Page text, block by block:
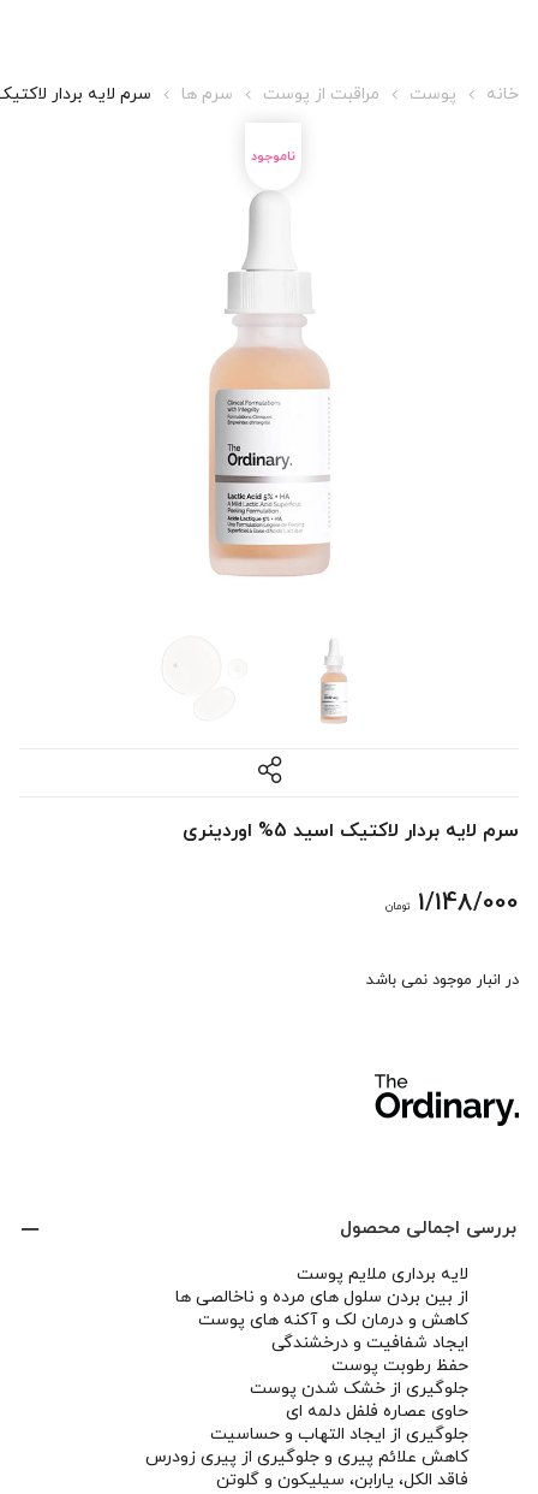
خانه پوست مراقبت از پوست سرم ها سرم لایه بردار لاکتیک اسید
سرم لایه بردار لاکتیک اسید 5% اوردینری
1/148/000 تومان
در انبار موجود نمی باشد
بررسی اجمالی محصول
لایه برداری ملایم پوست
از بین بردن سلول های مرده و ناخالصی ها
کاهش و درمان لک و آکنه های پوست
ایجاد شفافیت و درخشندگی
حفظ رطوبت پوست
جلوگیری از خشک شدن پوست
حاوی عصاره فلفل دلمه ای
جلوگیری از ایجاد التهاب و حساسیت
کاهش علائم پیری و جلوگیری از پیری زودرس
فاقد الکل، پارابن، سیلیکون و گلوتن